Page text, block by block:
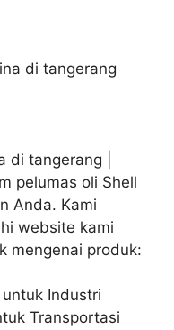
tangerang |
pelumas oli Shell
Anda. Kami
website kami
mengenai produk:
Industri
Transportasi